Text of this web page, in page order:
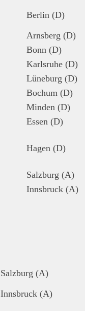
Berlin (D)
Arnsberg (D)
Bonn (D)
Karlsruhe (D)
Lüneburg (D)
Bochum (D)
Minden (D)
Essen (D)
Hagen (D)
Salzburg (A)
Innsbruck (A)
Salzburg (A)
Innsbruck (A)